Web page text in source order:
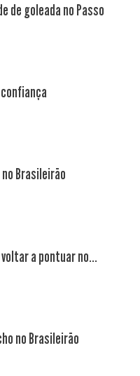
de goleada no Passo
Brasileirão
a pontuar no...
no Brasileirão